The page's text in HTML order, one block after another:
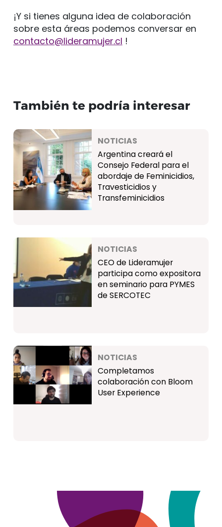
¡Y si tienes alguna idea de colaboración
sobre esta áreas podemos conversar en
contacto@lideramujer.cl !
También te podría interesar
NOTICIAS
Argentina creará el
Consejo Federal para el
abordaje de Feminicidios,
Travesticidios y
Transfeminicidios
NOTICIAS
CEO de Lideramujer
participa como expositora
en seminario para PYMES
de SERCOTEC
NOTICIAS
Completamos
colaboración con Bloom
User Experience